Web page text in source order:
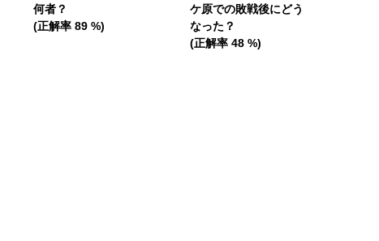
何者？
(正解率 89 %)
ケ原での敗戦後にどう
なった？
(正解率 48 %)